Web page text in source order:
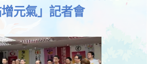
元氣」記者會